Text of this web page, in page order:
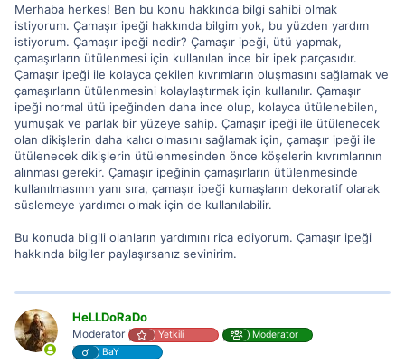
Merhaba herkes! Ben bu konu hakkında bilgi sahibi olmak
istiyorum. Çamaşır ipeği hakkında bilgim yok, bu yüzden yardım
istiyorum. Çamaşır ipeği nedir? Çamaşır ipeği, ütü yapmak,
çamaşırların ütülenmesi için kullanılan ince bir ipek parçasıdır.
Çamaşır ipeği ile kolayca çekilen kıvrımların oluşmasını sağlamak ve
çamaşırların ütülenmesini kolaylaştırmak için kullanılır. Çamaşır
ipeği normal ütü ipeğinden daha ince olup, kolayca ütülenebilen,
yumuşak ve parlak bir yüzeye sahip. Çamaşır ipeği ile ütülenecek
olan dikişlerin daha kalıcı olmasını sağlamak için, çamaşır ipeği ile
ütülenecek dikişlerin ütülenmesinden önce köşelerin kıvrımlarının
alınması gerekir. Çamaşır ipeğinin çamaşırların ütülenmesinde
kullanılmasının yanı sıra, çamaşır ipeği kumaşların dekoratif olarak
süslemeye yardımcı olmak için de kullanılabilir.
Bu konuda bilgili olanların yardımını rica ediyorum. Çamaşır ipeği
hakkında bilgiler paylaşırsanız sevinirim.
HeLLDoRaDo
Moderator Yetkili
Moderator
BaY